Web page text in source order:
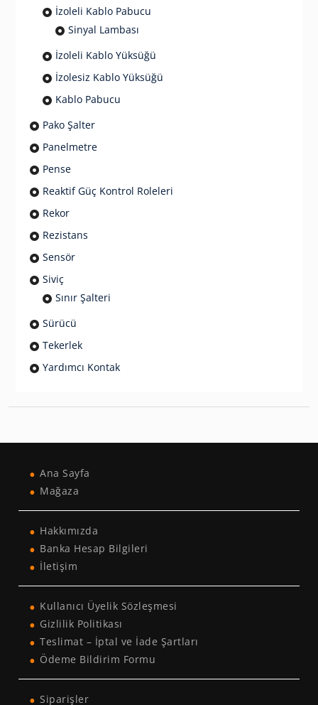
İzoleli Kablo Pabucu
Sinyal Lambası
İzoleli Kablo Yüksüğü
İzolesiz Kablo Yüksüğü
Kablo Pabucu
Pako Şalter
Panelmetre
Pense
Reaktif Güç Kontrol Roleleri
Rekor
Rezistans
Sensör
Siviç
Sınır Şalteri
Sürücü
Tekerlek
Yardımcı Kontak
Ana Sayfa
Mağaza
Hakkımızda
Banka Hesap Bilgileri
İletişim
Kullanıcı Üyelik Sözleşmesi
Gizlilik Politikası
Teslimat – İptal ve İade Şartları
Ödeme Bildirim Formu
Siparişler